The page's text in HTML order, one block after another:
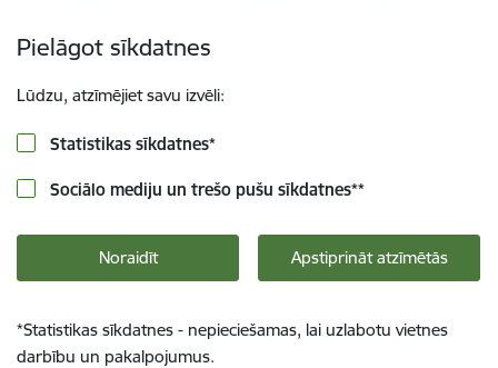
Pielāgot sīkdatnes
Lūdzu, atzīmējiet savu izvēli:
Statistikas sīkdatnes*
Sociālo mediju un trešo pušu sīkdatnes**
Noraidīt Apstiprināt atzīmētās
*Statistikas sīkdatnes - nepieciešamas, lai uzlabotu vietnes
darbību un pakalpojumus.